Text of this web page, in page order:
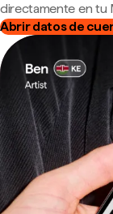
directamente en tu
Abrir datos de